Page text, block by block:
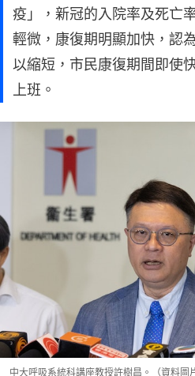
疫」，新冠的入院率及死亡
輕微，康復期明顯加快，認
以縮短，市民康復期間即使
上班。
中大呼吸系統科講座教授許樹昌。（資料圖